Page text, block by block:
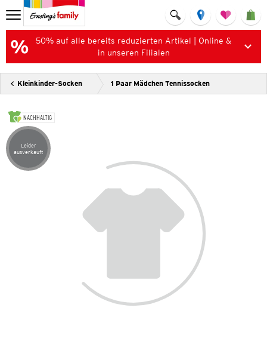
50% auf alle bereits reduzierten Artikel | Online &
in unseren Filialen
Kleinkinder-Socken 1 Paar Mädchen Tennissocken
NACHHALTIG
Artikel leider ausverkauft
Leider
ausverkauft